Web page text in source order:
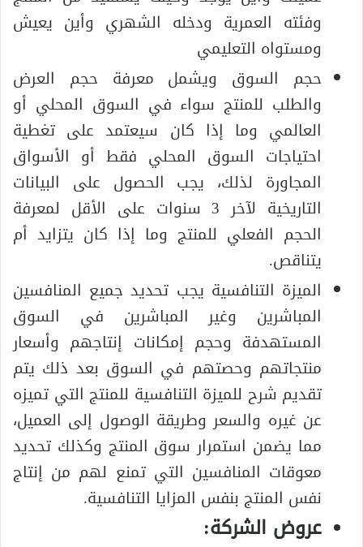
وفئته العمرية ودخله الشهري وأين يعيش
ومستواه التعليمي
حجم السوق ويشمل معرفة حجم العرض
والطلب للمنتج سواء في السوق المحلي أو
العالمي وما إذا كان سيعتمد على تغطية
احتياجات السوق المحلي فقط أو الأسواق
المجاورة لذلك، يجب الحصول على البيانات
التاريخية لآخر 3 سنوات على الأقل لمعرفة
الحجم الفعلي للمنتج وما إذا كان يتزايد أم
يتناقص.
الميزة التنافسية يجب تحديد جميع المنافسين
المباشرين وغير المباشرين في السوق
المستهدفة وحجم إمكانات إنتاجهم وأسعار
منتجاتهم وحصتهم في السوق بعد ذلك يتم
تقديم شرح للميزة التنافسية للمنتج التي تميزه
عن غيره والسعر وطريقة الوصول إلى العميل،
مما يضمن استمرار سوق المنتج وكذلك تحديد
معوقات المنافسين التي تمنع لهم من إنتاج
نفس المنتج بنفس المزايا التنافسية.
عروض الشركة: